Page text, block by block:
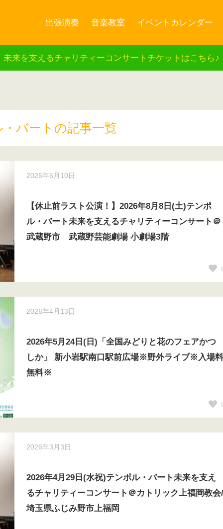
出張演奏 音楽教室 イベントカレンダー
未来を支えるチャリティーコンサートチケットはこちら♪
バートの記事一覧
2026年6月10日
【休止前ラスト公演！】2026年8月8日(土)テンポ
ル・バート未来を支えるチャリティーコンサート＠
武蔵野市 武蔵野芸能劇場 小劇場3階
2026年4月13日
2026年5月24日(日)「全国みどりと花のフェアかつ
しか」 新小岩駅南口駅前広場※野外ライブ※入場料
無料※
2026年3月3日
2026年4月29日(水祝)テンポル・バート未来を支え
るチャリティーコンサート＠カトリック上福岡教会/
埼玉県ふじみ野市上福岡